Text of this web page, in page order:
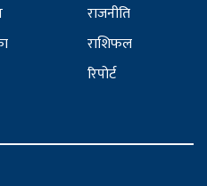
राजनीति
राशिफल
रिपोर्ट